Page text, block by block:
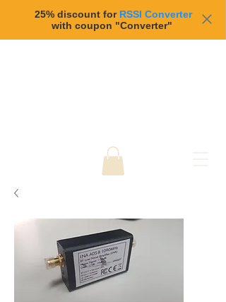
25% discount for RSSI Converter
with coupon "Converter"